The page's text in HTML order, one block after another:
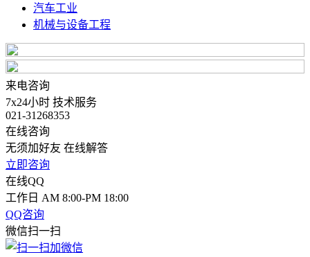
汽车工业
机械与设备工程
来电咨询
7x24小时 技术服务
021-31268353
在线咨询
无须加好友 在线解答
立即咨询
在线QQ
工作日 AM 8:00-PM 18:00
QQ咨询
微信扫一扫